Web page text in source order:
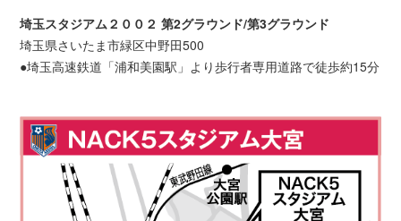
埼玉スタジアム２００２ 第2グラウンド/第3グラウンド
埼玉県さいたま市緑区中野田500
●埼玉高速鉄道「浦和美園駅」より歩行者専用道路で徒歩約15分